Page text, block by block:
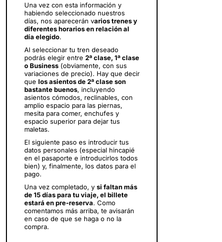
Una vez con esta información y
habiendo seleccionado nuestros
días, nos aparecerán varios trenes y
diferentes horarios en relación al
día elegido.
Al seleccionar tu tren deseado
podrás elegir entre 2ª clase, 1ª clase
o Business(obviamente, con sus
variaciones de precio). Hay que decir
que los asientos de 2ª clase son
bastante buenos, incluyendo
asientos cómodos, reclinables, con
amplio espacio para las piernas,
mesita para comer, enchufes y
espacio superior para dejar tus
maletas.
El siguiente paso es introducir tus
datos personales (especial hincapié
en el pasaporte e introducirlos todos
bien) y, finalmente, los datos para el
pago.
Una vez completado, y si faltan más
de 15 días para tu viaje, el billete
estará en pre-reserva. Como
comentamos más arriba, te avisarán
en caso de que se haga o no la
compra.